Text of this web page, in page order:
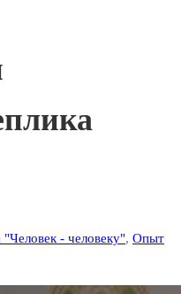
- человеку", Опыт